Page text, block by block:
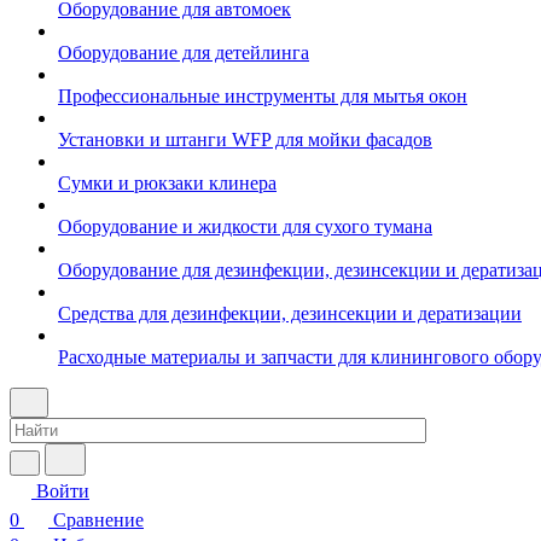
Оборудование для автомоек
Оборудование для детейлинга
Профессиональные инструменты для мытья окон
Установки и штанги WFP для мойки фасадов
Сумки и рюкзаки клинера
Оборудование и жидкости для сухого тумана
Оборудование для дезинфекции, дезинсекции и
Средства для дезинфекции, дезинсекции и дератизации
Расходные материалы и запчасти для клинингового
Войти
0
Сравнение